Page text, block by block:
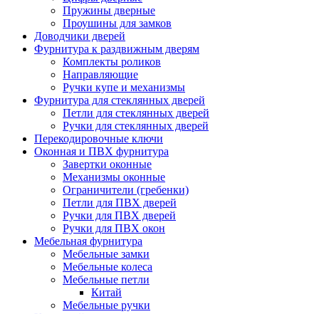
Пружины дверные
Проушины для замков
Доводчики дверей
Фурнитура к раздвижным дверям
Комплекты роликов
Направляющие
Ручки купе и механизмы
Фурнитура для стеклянных дверей
Петли для стеклянных дверей
Ручки для стеклянных дверей
Перекодировочные ключи
Оконная и ПВХ фурнитура
Завертки оконные
Механизмы оконные
Ограничители (гребенки)
Петли для ПВХ дверей
Ручки для ПВХ дверей
Ручки для ПВХ окон
Мебельная фурнитура
Мебельные замки
Мебельные колеса
Мебельные петли
Китай
Мебельные ручки